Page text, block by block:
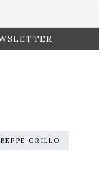
BEPPE GRILLO